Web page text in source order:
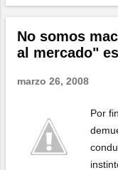
No somos
al mercado"
marzo 26, 2008
Por